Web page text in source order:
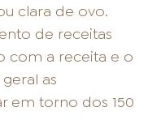
clara de ovo.
de receitas
com a receita e o
as
em torno dos 150